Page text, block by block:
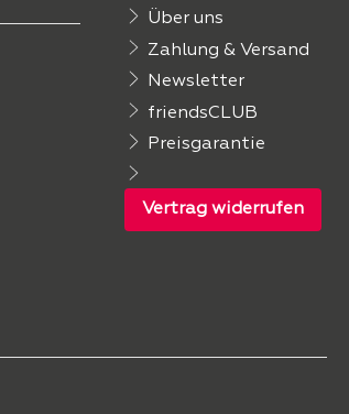
Über uns
Zahlung & Versand
Newsletter
friendsCLUB
Preisgarantie